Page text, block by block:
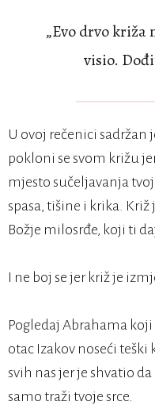
„Evo drvo križa
visio.
U ovoj rečenici sadržan
pokloni se svom križu
mjesto sučeljavanja
spasa, tišine i krika.
Božje milosrđe, koji ti
I ne boj se jer križ je
Pogledaj Abrahama
otac Izakov noseći teški
svih nas jer je shvatio
samo traži tvoje srce.